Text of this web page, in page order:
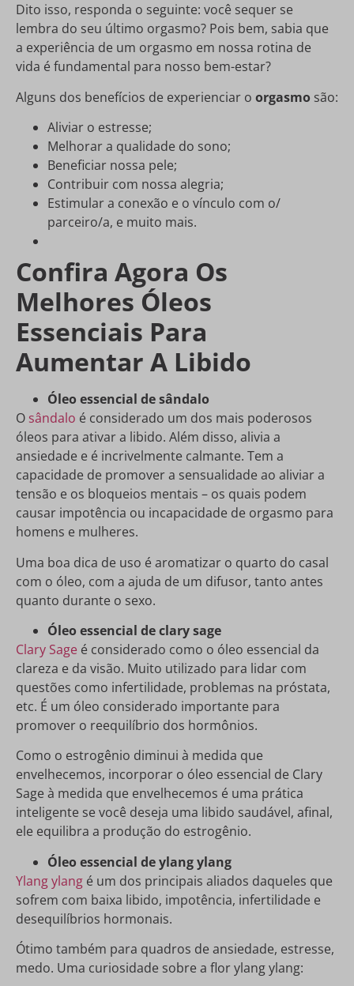
Dito isso, responda o seguinte: você sequer se
lembra do seu último orgasmo? Pois bem, sabia que
a experiência de um orgasmo em nossa rotina de
vida é fundamental para nosso bem-estar?
Alguns dos benefícios de experienciar o orgasmo são:
Aliviar o estresse;
Melhorar a qualidade do sono;
Beneficiar nossa pele;
Contribuir com nossa alegria;
Estimular a conexão e o vínculo com o/
parceiro/a, e muito mais.
Confira Agora Os
Melhores Óleos
Essenciais Para
Aumentar A Libido
Óleo essencial de sândalo
O sândalo é considerado um dos mais poderosos
óleos para ativar a libido. Além disso, alivia a
ansiedade e é incrivelmente calmante. Tem a
capacidade de promover a sensualidade ao aliviar a
tensão e os bloqueios mentais – os quais podem
causar impotência ou incapacidade de orgasmo para
homens e mulheres.
Uma boa dica de uso é aromatizar o quarto do casal
com o óleo, com a ajuda de um difusor, tanto antes
quanto durante o sexo.
Óleo essencial de clary sage
Clary Sage é considerado como o óleo essencial da
clareza e da visão. Muito utilizado para lidar com
questões como infertilidade, problemas na próstata,
etc. É um óleo considerado importante para
promover o reequilíbrio dos hormônios.
Como o estrogênio diminui à medida que
envelhecemos, incorporar o óleo essencial de Clary
Sage à medida que envelhecemos é uma prática
inteligente se você deseja uma libido saudável, afinal,
ele equilibra a produção do estrogênio.
Óleo essencial de ylang ylang
Ylang ylang é um dos principais aliados daqueles que
sofrem com baixa libido, impotência, infertilidade e
desequilíbrios hormonais.
Ótimo também para quadros de ansiedade, estresse,
medo. Uma curiosidade sobre a flor ylang ylang: